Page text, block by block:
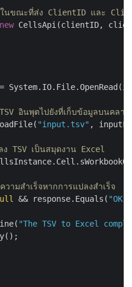
นขณะที่ส่ง ClientID และ
new CellsApi(clientID,
อินพุตไปยังที่เก็บข้อมูลบนคลาว
"input.tsv" ,
TSV เป็นสมุดงาน Excel
ามสำเร็จหากการแปลงสำเร็จ
&& response.Equals( "OK"
"The TSV to Excel